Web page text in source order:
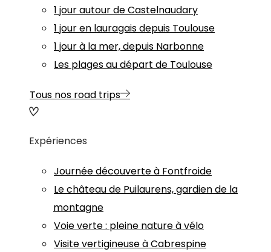
1 jour autour de Castelnaudary
1 jour en lauragais depuis Toulouse
1 jour à la mer, depuis Narbonne
Les plages au départ de Toulouse
Tous nos road trips
Expériences
Journée découverte à Fontfroide
Le château de Puilaurens, gardien de la
montagne
Voie verte : pleine nature à vélo
Visite vertigineuse à Cabrespine